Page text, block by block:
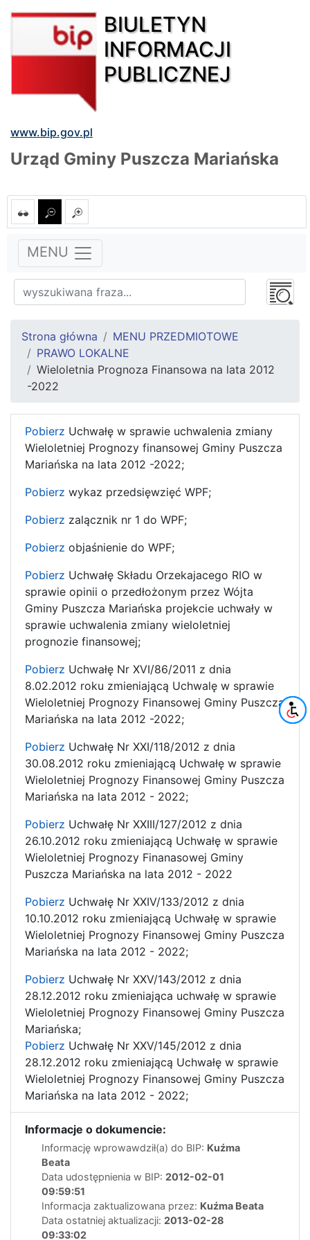
BIULETYN
INFORMACJI
PUBLICZNEJ
www.bip.gov.pl
Urząd Gminy Puszcza Mariańska
MENU
Strona główna
MENU PRZEDMIOTOWE
PRAWO LOKALNE
Wieloletnia Prognoza Finansowa na lata 2012
-2022
Pobierz Uchwałę w sprawie uchwalenia zmiany
Wieloletniej Prognozy finansowej Gminy Puszcza
Mariańska na lata 2012 -2022;
Pobierz wykaz przedsięwzięć WPF;
Pobierz zalącznik nr 1 do WPF;
Pobierz objaśnienie do WPF;
Pobierz Uchwałę Składu Orzekajacego RIO w
sprawie opinii o przedłożonym przez Wójta
Gminy Puszcza Mariańska projekcie uchwały w
sprawie uchwalenia zmiany wieloletniej
prognozie finansowej;
Pobierz Uchwałę Nr XVI/86/2011 z dnia
8.02.2012 roku zmieniającą Uchwalę w sprawie
Wieloletniej Prognozy Finansowej Gminy Puszcza
Mariańska na lata 2012 -2022;
Pobierz Uchwałę Nr XXI/118/2012 z dnia
30.08.2012 roku zmieniającą Uchwałę w sprawie
Wieloletniej Prognozy Finansowej Gminy Puszcza
Mariańska na lata 2012 - 2022;
Pobierz Uchwałę Nr XXIII/127/2012 z dnia
26.10.2012 roku zmieniającą Uchwałę w sprawie
Wieloletniej Prognozy Finanasowej Gminy
Puszcza Mariańska na lata 2012 - 2022
Pobierz Uchwałę Nr XXIV/133/2012 z dnia
10.10.2012 roku zmieniającą Uchwałę w sprawie
Wieloletniej Prognozy Finansowej Gminy Puszcza
Mariańska na lata 2012 - 2022;
Pobierz Uchwałę Nr XXV/143/2012 z dnia
28.12.2012 roku zmieniająca uchwałę w sprawie
Wieloletniej Prognozy Finansowej Gminy Puszcza
Mariańska;
Pobierz Uchwałę Nr XXV/145/2012 z dnia
28.12.2012 roku zmieniającą Uchwałę w sprawie
Wieloletniej Prognozy Finansowej Gminy Puszcza
Mariańska na lata 2012 - 2022;
Informacje o dokumencie:
Informację wprowawdził(a) do BIP: Kuźma
Beata
Data udostępnienia w BIP: 2012-02-01
09:59:51
Informacja zaktualizowana przez: Kuźma Beata
Data ostatniej aktualizacji: 2013-02-28
09:33:02